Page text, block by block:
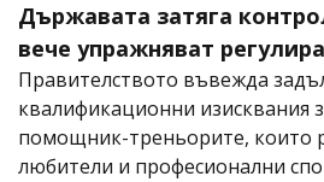
Държавата затяга
вече упражняват
Правителството въвежда
квалификационни изисквания
помощник-треньорите, които
любители и професионални